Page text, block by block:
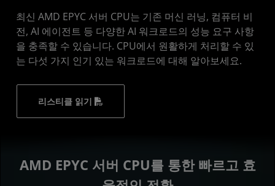
최신 AMD EPYC 서버 CPU는 기존 머신 러닝, 컴퓨터 비
전, AI 에이전트 등 다양한 AI 워크로드의 성능 요구 사항
을 충족할 수 있습니다. CPU에서 원활하게 처리할 수 있
는 다섯 가지 인기 있는 워크로드에 대해 알아보세요.
리스티클 읽기
AMD EPYC 서버 CPU를 통한 빠르고 효